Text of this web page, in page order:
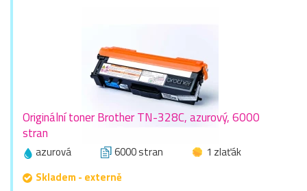
Originální toner Brother TN-328C, azurový, 6000
stran
azurová 6000 stran
1 zlaťák
Skladem - externě